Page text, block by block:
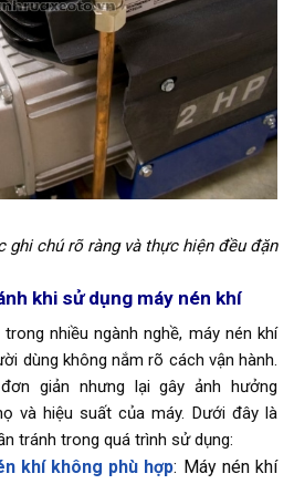
ghi chú rõ ràng và thực hiện đều đặn
khi sử dụng máy nén khí
nhiều ngành nghề, máy nén khí
dùng không nắm rõ cách vận hành.
giản nhưng lại gây ảnh hưởng
và hiệu suất của máy. Dưới đây là
tránh trong quá trình sử dụng:
khí không phù hợp: Máy nén khí